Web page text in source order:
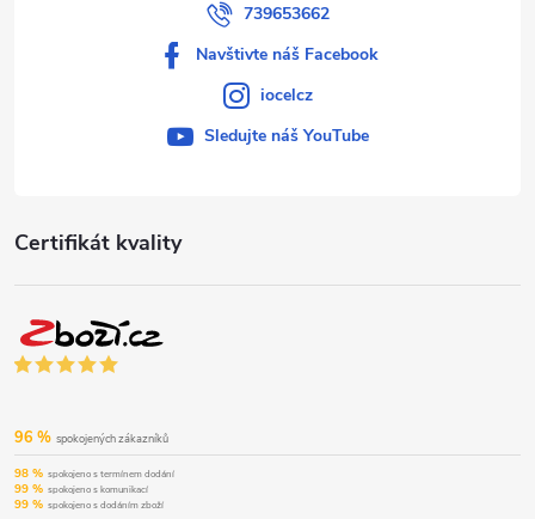
Certifikát kvality
96 % spokojených zákazníků
98 % spokojeno s termínem dodání
99 % spokojeno s komunikací
99 % spokojeno s dodáním zboží
739653662
Navštivte náš Facebook
iocelcz
Sledujte náš YouTube